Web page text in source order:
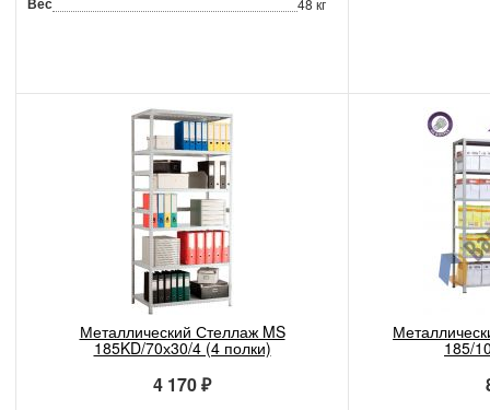
48 кг
Металлический Стеллаж MS
185KD/70х30/4 (4 полки)
4 170 ₽
185/